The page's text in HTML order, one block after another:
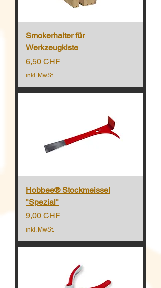
Smokerhalter für
Werkzeugkiste
Preis
6,50 CHF
inkl. MwSt.
Hobbee® Stockmeissel
"Spezial"
Preis
9,00 CHF
inkl. MwSt.